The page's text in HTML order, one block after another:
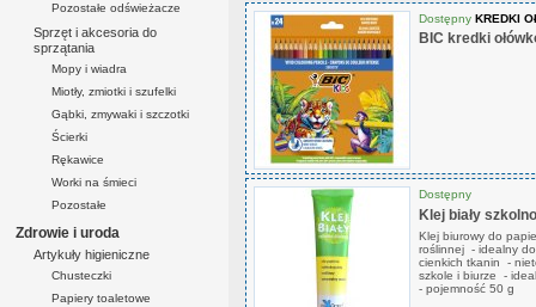
Pozostałe odświeżacze
Sprzęt i akcesoria do
sprzątania
Mopy i wiadra
Miotły, zmiotki i szufelki
Gąbki, zmywaki i szczotki
Ścierki
Rękawice
Worki na śmieci
Pozostałe
Zdrowie i uroda
Artykuły higieniczne
Chusteczki
Papiery toaletowe
Dostępny KREDKI
BIC kredki
Dostępny
Klej biały
Klej biurowy do
roślinnej - idealny
cienkich tkanin -
szkole i biurze -
- pojemność 50 g